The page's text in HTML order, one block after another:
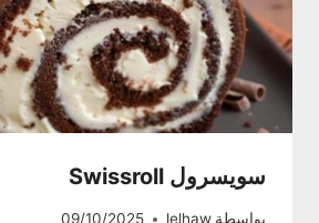
سويسرول Swissroll
بواسطة lelhaw
09/10/2025